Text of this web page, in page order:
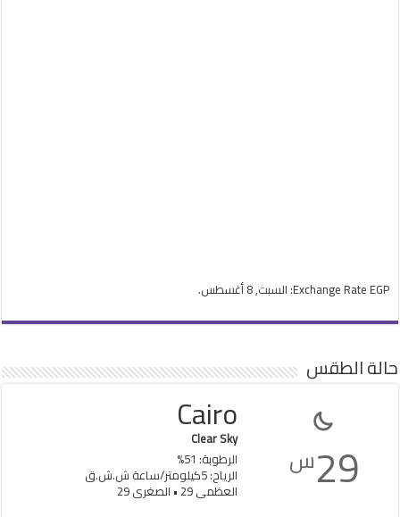
Exchange Rate EGP : السبت, 8 أغسطس.
حالة الطقس
29س
Cairo
Clear Sky
الرطوبة: 51%
الرياح: 5كيلومتر/ساعة ش.ش.ق‎
العظمى 29 • الصغرى 29